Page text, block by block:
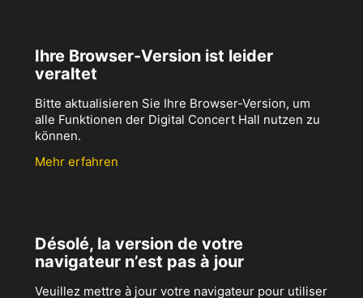
Ihre Browser-Version ist leider
veraltet
Bitte aktualisieren Sie Ihre Browser-Version, um
alle Funktionen der Digital Concert Hall nutzen zu
können.
Mehr erfahren
Désolé, la version de votre
navigateur n’est pas à jour
Veuillez mettre à jour votre navigateur pour utiliser